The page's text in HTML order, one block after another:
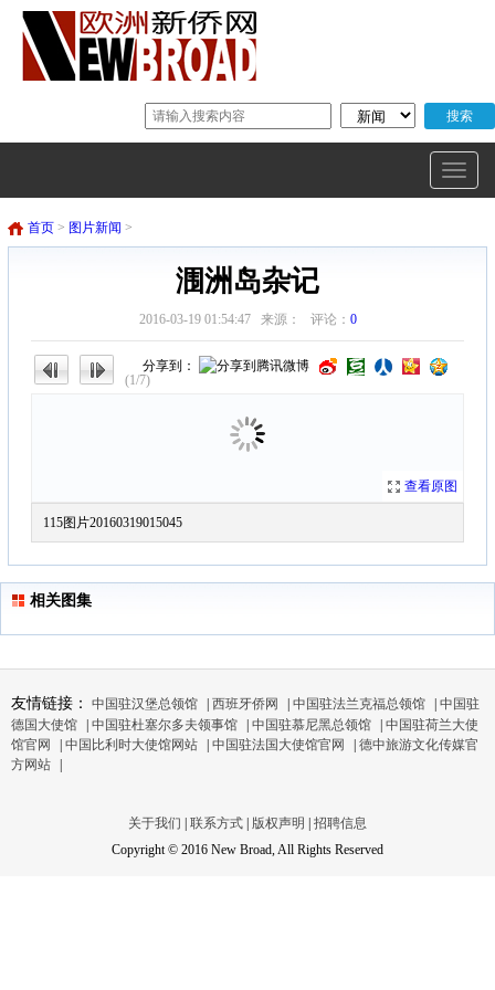
首页 > 图片新闻 >
涠洲岛杂记
2016-03-19 01:54:47 来源： 评论： 0
(1/7)
分享到：
查看原图
115图片20160319015045
相关图集
友情链接： 中国驻汉堡总领馆 西班牙侨网 中国驻法兰克福总领馆
中国驻
德国大使馆
中国驻杜塞尔多夫领事馆 中国驻慕尼黑总领馆
中国驻荷兰大使
馆官网
中国比利时大使馆网站 中国驻法国大使馆官网
德中旅游文化传媒官
方网站
关于我们 联系方式 版权声明
招聘信息
Copyright © 2016 New Broad, All Rights Reserved